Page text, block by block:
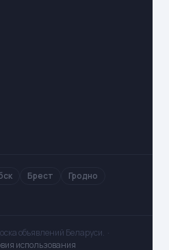
Брест
Гродно
объявлений Беларуси. ·
использования